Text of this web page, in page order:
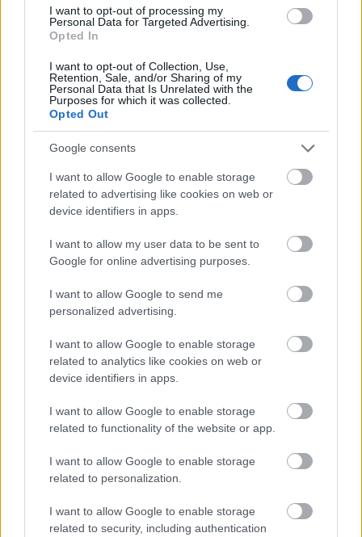
I want to opt-out of processing my
Personal Data for Targeted Advertising.
Opted In
I want to opt-out of Collection, Use,
Retention, Sale, and/or Sharing of my
Personal Data that Is Unrelated with the
Purposes for which it was collected.
Opted Out
Google consents
I want to allow Google to enable storage
related to advertising like cookies on web or
device identifiers in apps.
I want to allow my user data to be sent to
Google for online advertising purposes.
I want to allow Google to send me
personalized advertising.
I want to allow Google to enable storage
related to analytics like cookies on web or
device identifiers in apps.
I want to allow Google to enable storage
related to functionality of the website or app.
I want to allow Google to enable storage
related to personalization.
I want to allow Google to enable storage
related to security, including authentication
Keys és Stewie Wonder is fellépett.
tovább
Ben Affleck is létminimum alatt fog élni
2013. 04. 26.|Kultúrpart
A hollywoodi színész is csatlakozott ahhoz a nemzetközivé
válójótékonysági kezdeményezéshez, amely a
mélyszegénységben élők helyzetére akarja felhívni a
figyelmet.
tovább